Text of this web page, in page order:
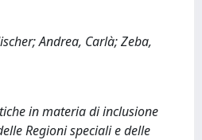
Andrea, Carlà; Zeba,
in materia di inclusione
Regioni speciali e delle